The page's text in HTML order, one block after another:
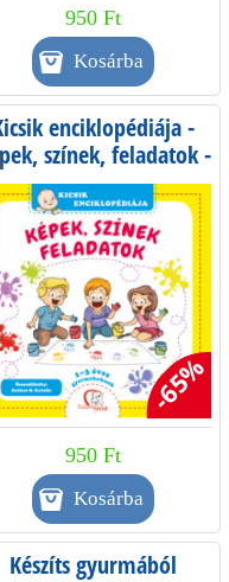
950 Ft
enciklopédiája -
színek, feladatok -
éves gyermekeknek
-65%
950 Ft
Készíts gyurmából